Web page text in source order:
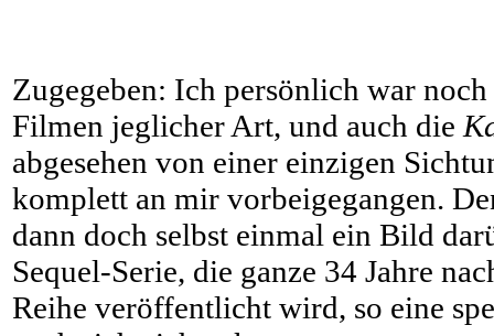
Zugegeben: Ich persönlich war
Filmen jeglicher Art, und auch die
abgesehen von einer einzigen
komplett an mir vorbeigegangen.
dann doch selbst einmal ein Bild
Sequel-Serie, die ganze 34 Jahre
Reihe veröffentlicht wird, so eine